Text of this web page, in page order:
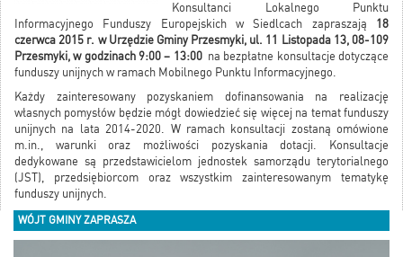
Konsultanci Lokalnego Punktu
Informacyjnego Funduszy Europejskich w Siedlcach zapraszają 18
czerwca 2015 r. w Urzędzie Gminy Przesmyki, ul. 11 Listopada 13, 08-109
Przesmyki, w godzinach 9:00 – 13:00na bezpłatne konsultacje dotyczące
funduszy unijnych w ramach Mobilnego Punktu Informacyjnego.
Każdy zainteresowany pozyskaniem dofinansowania na realizację
własnych pomysłów będzie mógł dowiedzieć się więcej na temat funduszy
unijnych na lata 2014-2020. W ramach konsultacji zostaną omówione
m.in., warunki oraz możliwości pozyskania dotacji. Konsultacje
dedykowane są przedstawicielom jednostek samorządu terytorialnego
(JST), przedsiębiorcom oraz wszystkim zainteresowanym tematykę
funduszy unijnych.
WÓJT GMINY ZAPRASZA